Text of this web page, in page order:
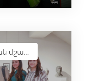
Ցուցահանդես Նիկողոսյան մշակութային հիմնադրամում